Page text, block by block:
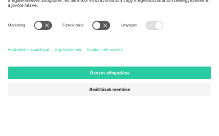
Newark, Delaware 19713, United
Engelberg, Switzerland
Regus Sofia City West, bul
Totleben 53-55, 1606 Sofia,
UAE Dubai Silicon Oasis, DDP
Building A1, Office 302, Dubai,
United Arab Emirates